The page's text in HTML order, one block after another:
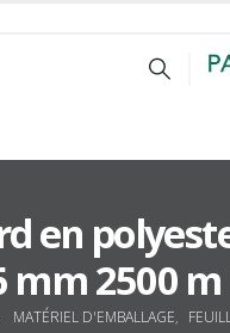
en
mm 2500 m
MATÉRIEL D'EMBALLAGE,